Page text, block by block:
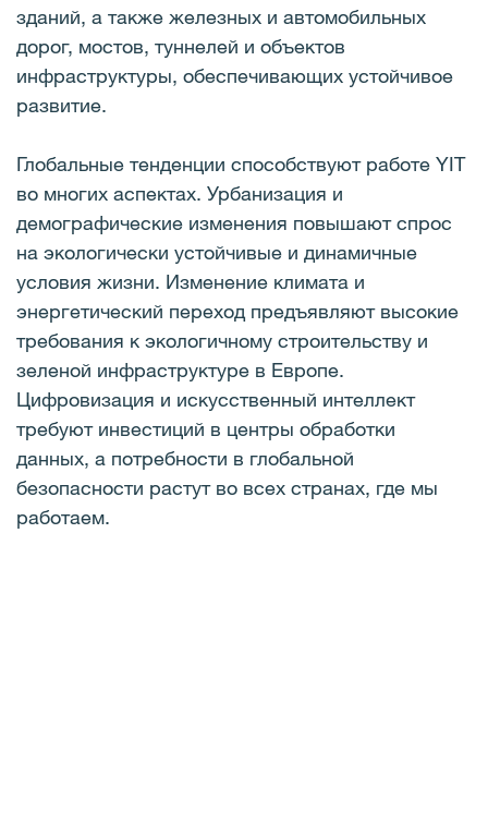
зданий, а также железных и автомобильных
дорог, мостов, туннелей и объектов
инфраструктуры, обеспечивающих устойчивое
развитие.
Глобальные тенденции способствуют работе YIT
во многих аспектах. Урбанизация и
демографические изменения повышают спрос
на экологически устойчивые и динамичные
условия жизни. Изменение климата и
энергетический переход предъявляют высокие
требования к экологичному строительству и
зеленой инфраструктуре в Европе.
Цифровизация и искусственный интеллект
требуют инвестиций в центры обработки
данных, а потребности в глобальной
безопасности растут во всех странах, где мы
работаем.